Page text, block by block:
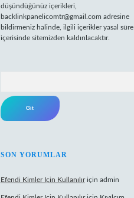
düşündüğünüz içerikleri,
backlinkpanelicomtr@gmail.com adresine
bildirmeniz halinde, ilgili içerikler yasal süre
içerisinde sitemizden kaldırılacaktır.
SON YORUMLAR
Efendi Kimler Için Kullanılıriçin admin